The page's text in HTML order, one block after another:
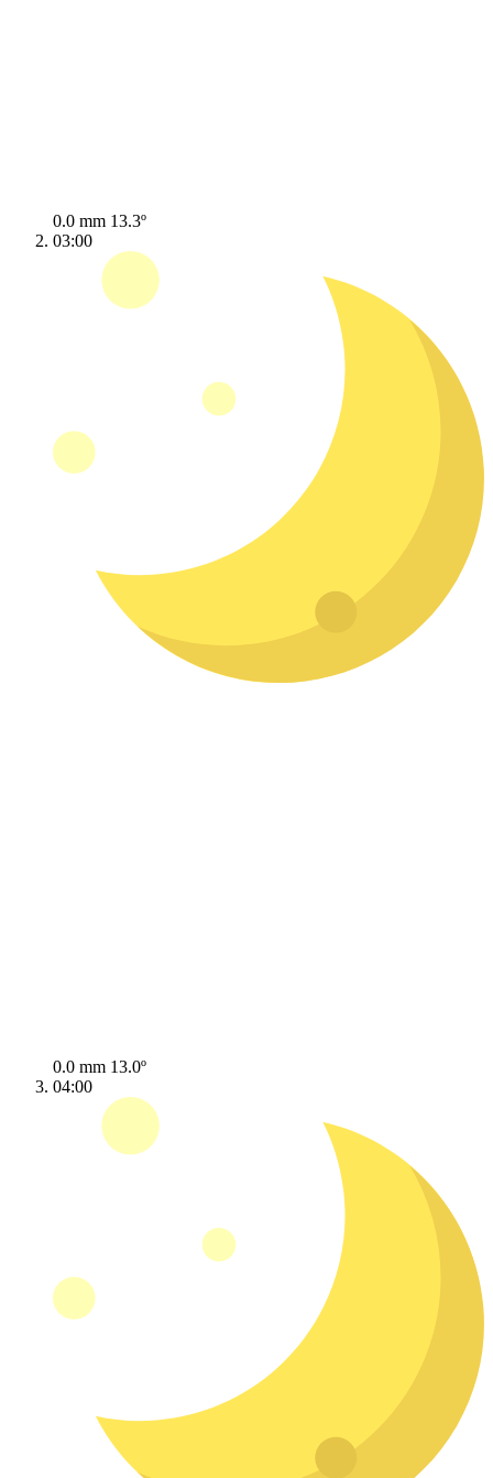
0.0 mm 13.3º
03:00
0.0 mm 13.0º
04:00